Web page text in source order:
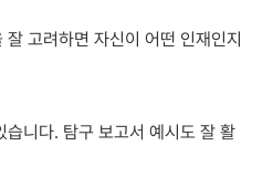
고려하면 자신이 어떤 인재인지
니다. 탐구 보고서 예시도 잘 활